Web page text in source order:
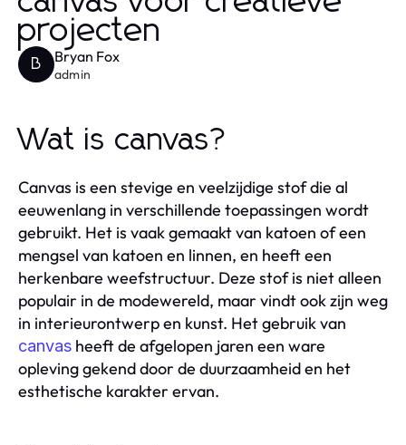
projecten
B Bryan Fox
admin
Wat is canvas?
Canvas is een stevige en veelzijdige stof die al
eeuwenlang in verschillende toepassingen wordt
gebruikt. Het is vaak gemaakt van katoen of een
mengsel van katoen en linnen, en heeft een
herkenbare weefstructuur. Deze stof is niet alleen
populair in de modewereld, maar vindt ook zijn weg
in interieurontwerp en kunst. Het gebruik van
canvas heeft de afgelopen jaren een ware
opleving gekend door de duurzaamheid en het
esthetische karakter ervan.